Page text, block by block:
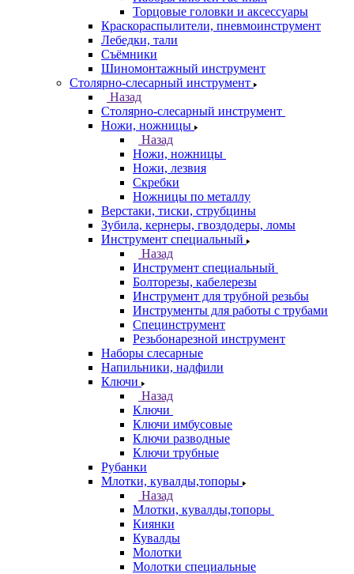
Торцовые головки и аксессуары
Краскораспылители, пневмоинструмент
Лебедки, тали
Съёмники
Шиномонтажный инструмент
Столярно-слесарный инструмент
Назад
Столярно-слесарный инструмент
Ножи, ножницы
Назад
Ножи, ножницы
Ножи, лезвия
Скребки
Ножницы по металлу
Верстаки, тиски, струбцины
Зубила, кернеры, гвоздодеры, ломы
Инструмент специальный
Назад
Инструмент специальный
Болторезы, кабелерезы
Инструмент для трубной резьбы
Инструменты для работы с трубами
Специнструмент
Резьбонарезной инструмент
Наборы слесарные
Напильники, надфили
Ключи
Назад
Ключи
Ключи имбусовые
Ключи разводные
Ключи трубные
Рубанки
Млотки, кувалды,топоры
Назад
Млотки, кувалды,топоры
Киянки
Кувалды
Молотки
Молотки специальные